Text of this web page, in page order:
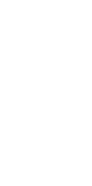
线
_新东方在线
发票真伪查询-
企业？-增值税-创